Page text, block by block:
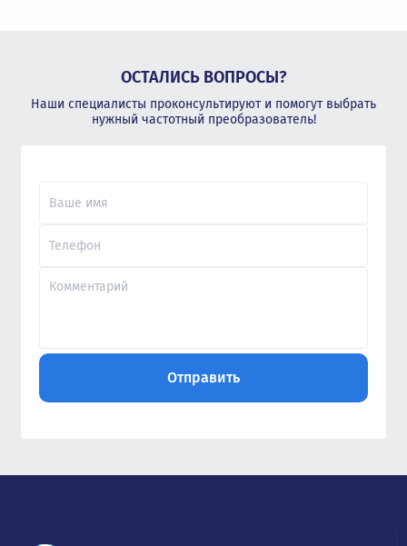
ОСТАЛИСЬ ВОПРОСЫ?
Наши специалисты проконсультируют и помогут выбрать
нужный частотный преобразователь!